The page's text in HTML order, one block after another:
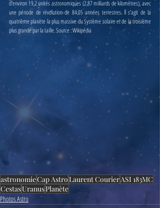
d'environ 19,2 unités astronomiques (2,87 milliards de kilomètres), avec
une période de révolution de 84,05 années terrestres. Il s'agit de la
quatrième planète la plus massive du Système solaire et de la troisième
plus grande par la taille. Source : Wikipédia
astronomieCap AstroLaurent CourierASI 183MC
CestasUranusPlanète
Photos Astro